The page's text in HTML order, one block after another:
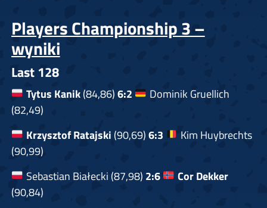
Players Championship 3 –
wyniki
Last 128
Tytus Kanik(84,86)6:2
Dominik Gruellich
(82,49)
Krzysztof Ratajski (90,69)6:3
Kim Huybrechts
(90,99)
Sebastian Białecki (87,98) 2:6
Cor Dekker
(90,84)